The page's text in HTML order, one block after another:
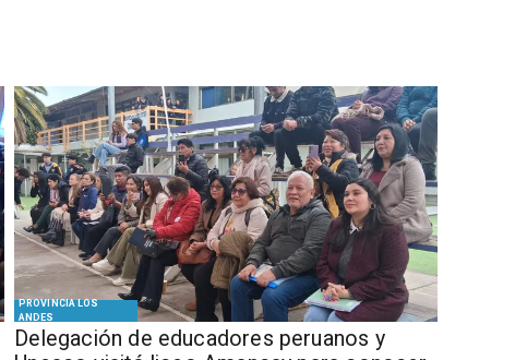
PROVINCIA LOS
ANDES
Delegación de educadores peruanos y